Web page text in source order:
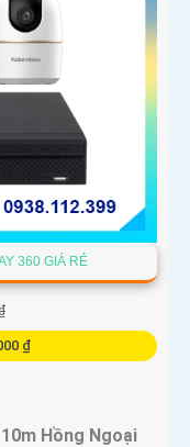
360 GIÁ RẺ
₫
Hồng Ngoại